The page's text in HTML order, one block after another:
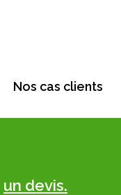
Nos cas clients
un devis.